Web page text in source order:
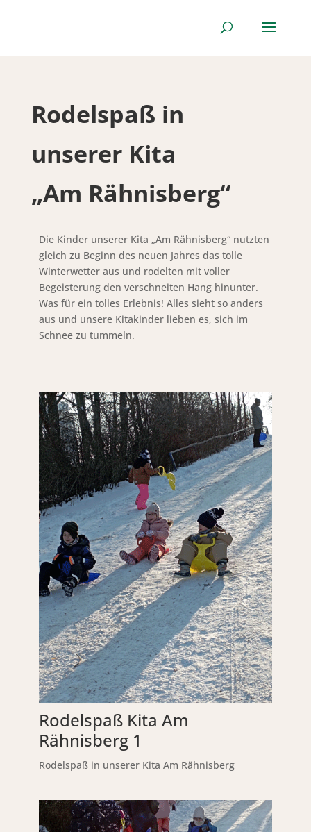
Rodelspaß in
unserer Kita
„Am Rähnisberg“
Die Kinder unserer Kita „Am Rähnisberg“ nutzten
gleich zu Beginn des neuen Jahres das tolle
Winterwetter aus und rodelten mit voller
Begeisterung den verschneiten Hang hinunter.
Was für ein tolles Erlebnis! Alles sieht so anders
aus und unsere Kitakinder lieben es, sich im
Schnee zu tummeln.
Rodelspaß Kita Am
Rähnisberg 1
Rodelspaß in unserer Kita Am Rähnisberg